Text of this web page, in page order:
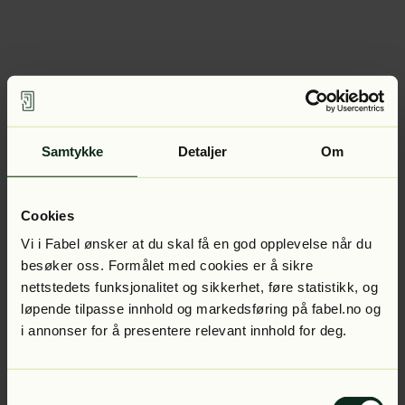
Samtykke Detaljer Om
Cookies
Vi i Fabel ønsker at du skal få en god opplevelse når du
besøker oss. Formålet med cookies er å sikre
nettstedets funksjonalitet og sikkerhet, føre statistikk, og
løpende tilpasse innhold og markedsføring på fabel.no og
i annonser for å presentere relevant innhold for deg.